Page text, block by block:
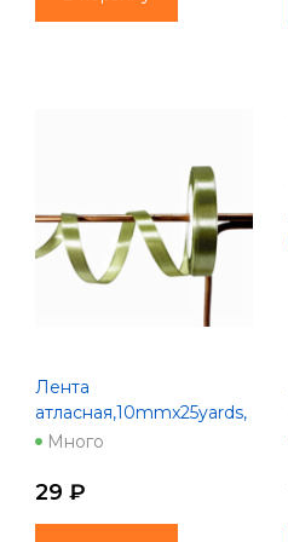
Лента
атласная,10mmx25yards,
цв. оливковый
Много
29 ₽